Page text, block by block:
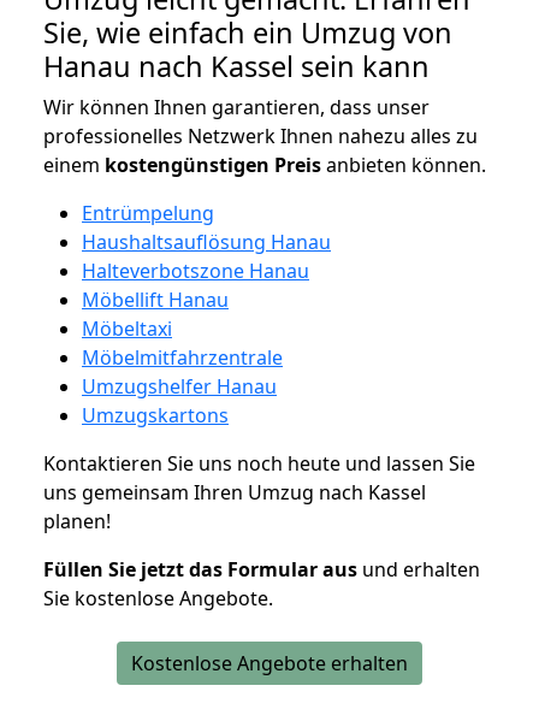
Sie, wie einfach ein Umzug von
Hanau nach Kassel sein kann
Wir können Ihnen garantieren, dass unser
professionelles Netzwerk Ihnen nahezu alles zu
einem kostengünstigen Preisanbieten können.
Entrümpelung
Haushaltsauflösung Hanau
Halteverbotszone Hanau
Möbellift Hanau
Möbeltaxi
Möbelmitfahrzentrale
Umzugshelfer Hanau
Umzugskartons
Kontaktieren Sie uns noch heute und lassen Sie
uns gemeinsam Ihren Umzug nach Kassel
planen!
Füllen Sie jetzt das Formular aus und erhalten
Sie kostenlose Angebote.
Kostenlose Angebote erhalten